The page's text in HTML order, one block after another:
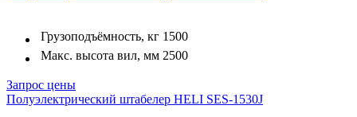
Грузоподъёмность, кг 1500
Макс. высота вил, мм 2500
Запрос цены
Полуэлектрический штабелер HELI SES-1530J